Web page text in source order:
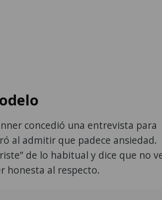
concedió una entrevista para
al admitir que padece ansiedad.
de lo habitual y dice que no
honesta al respecto.